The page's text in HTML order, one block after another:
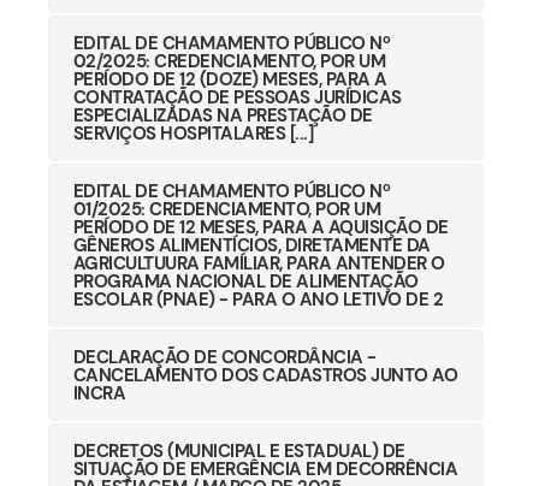
EDITAL DE CHAMAMENTO PÚBLICO Nº
02/2025: CREDENCIAMENTO, POR UM
PERÍODO DE 12 (DOZE) MESES, PARA A
CONTRATAÇÃO DE PESSOAS JURÍDICAS
ESPECIALIZADAS NA PRESTAÇÃO DE
SERVIÇOS HOSPITALARES [...]
EDITAL DE CHAMAMENTO PÚBLICO Nº
01/2025: CREDENCIAMENTO, POR UM
PERÍODO DE 12 MESES, PARA A AQUISIÇÃO DE
GÊNEROS ALIMENTÍCIOS, DIRETAMENTE DA
AGRICULTUURA FAMÍLIAR, PARA ANTENDER O
PROGRAMA NACIONAL DE ALIMENTAÇÃO
ESCOLAR (PNAE) - PARA O ANO LETIVO DE 2
DECLARAÇÃO DE CONCORDÂNCIA -
CANCELAMENTO DOS CADASTROS JUNTO AO
INCRA
DECRETOS (MUNICIPAL E ESTADUAL) DE
SITUAÇÃO DE EMERGÊNCIA EM DECORRÊNCIA